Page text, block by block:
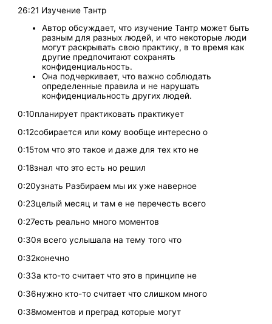
26:21 Изучение Тантр
Автор обсуждает, что изучение Тантр может быть
разным для разных людей, и что некоторые люди
могут раскрывать свою практику, в то время как
другие предпочитают сохранять
конфиденциальность.
Она подчеркивает, что важно соблюдать
определенные правила и не нарушать
конфиденциальность других людей.
0:10планирует практиковать практикует
0:12собирается или кому вообще интересно о
0:15том что это такое и даже для тех кто не
0:18знал что это есть но решил
0:20узнать Разбираем мы их уже наверное
0:23целый месяц и там е не перечесть всего
0:27есть реально много моментов
0:30я всего услышала на тему того что
0:32конечно
0:33а кто-то считает что это в принципе не
0:36нужно кто-то считает что слишком много
0:38моментов и преград которые могут